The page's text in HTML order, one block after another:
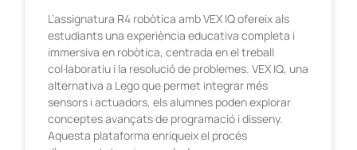
L’assignatura R4 robòtica amb VEX IQ ofereix als
estudiants una experiència educativa completa i
immersiva en robòtica, centrada en el treball
col·laboratiu i la resolució de problemes. VEX IQ, una
alternativa a Lego que permet integrar més
sensors i actuadors, els alumnes poden explorar
conceptes avançats de programació i disseny.
Aquesta plataforma enriqueix el procés